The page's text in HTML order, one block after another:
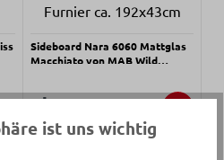
Sideboard Nara 6060 Mattglas
Macchiato von MAB Wild
Verkaufspreis:
Verkaufspreis:
1’980.- -
ist uns wichtig